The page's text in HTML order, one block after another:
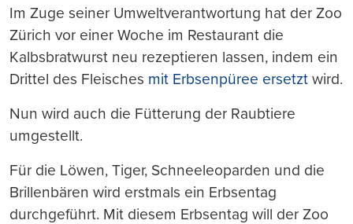
drucken
Im Zuge seiner Umweltverantwortung hat der Zoo
Zürich vor einer Woche im Restaurant die
Kalbsbratwurst neu rezeptieren lassen, indem ein
Drittel des Fleisches mit Erbsenpüree ersetzt wird.
Nun wird auch die Fütterung der Raubtiere
umgestellt.
Für die Löwen, Tiger, Schneeleoparden und die
Brillenbären wird erstmals ein Erbsentag
durchgeführt. Mit diesem Erbsentag will der Zoo